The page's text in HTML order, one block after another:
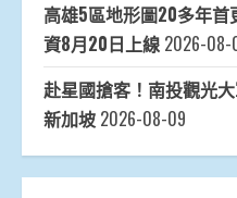
高雄5區地形圖20多年
資8月20日上線 2026-08-
赴星國搶客！南投觀光
新加坡 2026-08-09